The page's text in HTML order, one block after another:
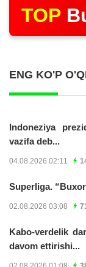
TOP
ENG KO'P
Indoneziya
vazifa deb...
04.08.2026 02:11
Superliga.
02.08.2026 03:08
Kabo-verdelik
davom ettirishi...